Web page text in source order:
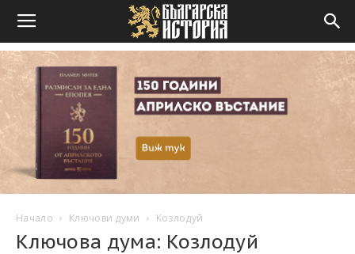
Начало Ключови думи Козлодуй
Ключова дума: Козлодуй